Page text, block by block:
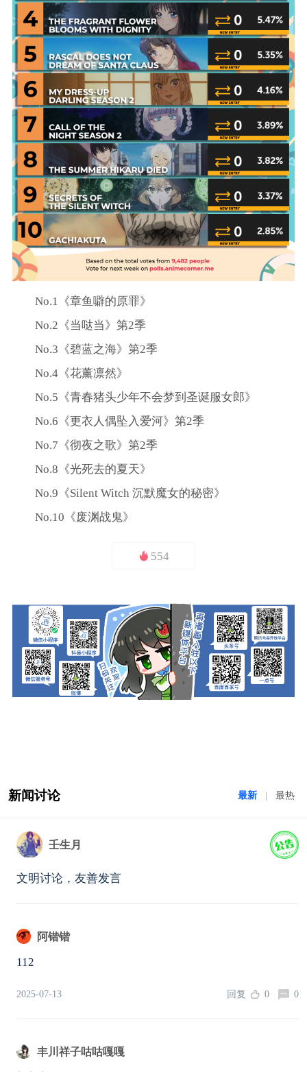
No.1《章鱼噼的原罪》
No.2《当哒当》第2季
No.3《碧蓝之海》第2季
No.4《花薰凛然》
No.5《青春猪头少年不会梦到圣诞服女郎》
No.6《更衣人偶坠入爱河》第2季
No.7《彻夜之歌》第2季
No.8《光死去的夏天》
No.9《Silent Witch 沉默魔女的秘密》
No.10《废渊战鬼》
554
新闻讨论 最新 | 最热
壬生月
文明讨论，友善发言
阿锴锴
112
2025-07-13 回复 0 0
丰川祥子咕咕嘎嘎